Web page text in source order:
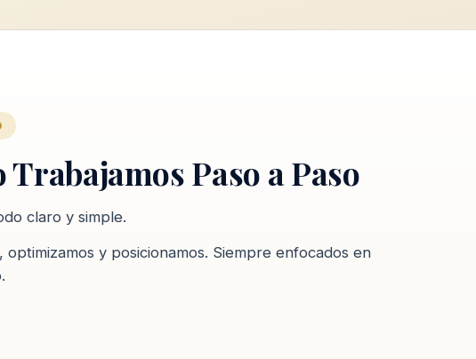
Trabajamos Paso a Paso
claro y simple.
optimizamos y posicionamos. Siempre enfocados en